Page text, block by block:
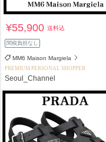
¥55,900送料込
関税負担なし
MM6 Maison Margiela
PREMIUM PERSONAL SHOPPER
Seoul_Channel